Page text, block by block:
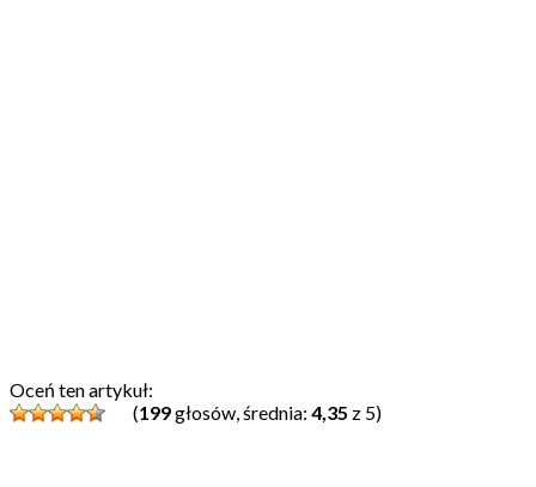
Oceń ten artykuł:
(199głosów, średnia: 4,35 z 5)